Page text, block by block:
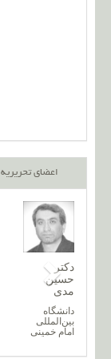
اعضای تحریریه
دکتر
حسین
مدی
دانشگاه
بین‌المللی
امام خمینی